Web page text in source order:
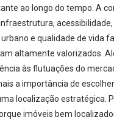
ao longo do tempo. A
acessibilidade,
e qualidade de vida
altamente valorizados.
às flutuações do
a importância de
localização estratégica.
imóveis bem